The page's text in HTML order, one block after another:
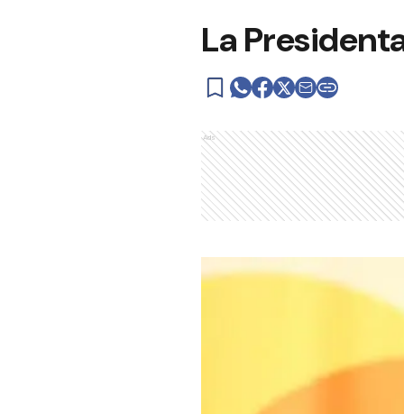
La
Ads